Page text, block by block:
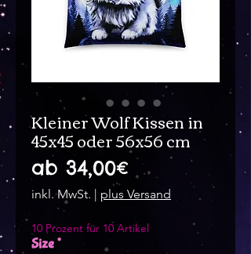
Kleiner Wolf Kissen in
45x45 oder 56x56 cm
ab 34,00€Sale-
Preis
inkl. MwSt. | plus Versand
10 Prozent für 10 Artikel
Size*